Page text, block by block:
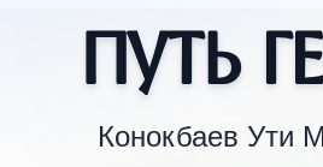
Путь
Конокбаев Ути